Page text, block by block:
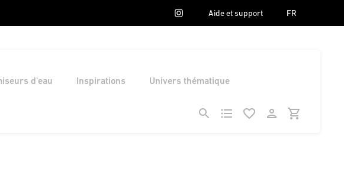
Aide et support FR
d'eau Inspirations Univers thématique